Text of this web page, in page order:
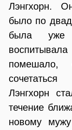
Лэнгхорн.
было по
была уже
помешало,
Лэнгхорн
течение
новому